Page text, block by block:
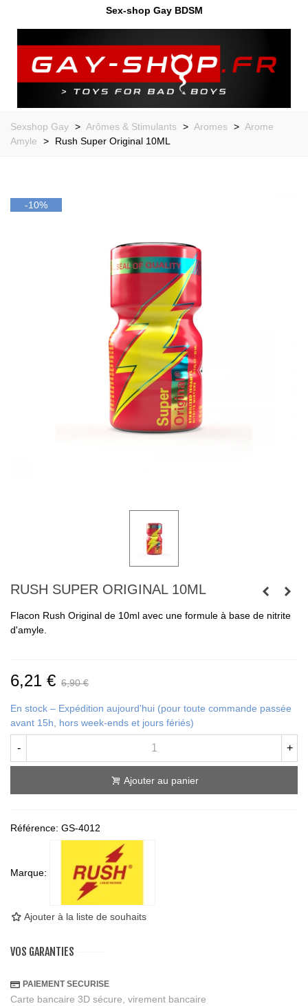
Sex-shop Gay BDSM
Sexshop Gay > Arômes & Stimulants > Aromes > Arome
Amyle
> Rush Super Original 10ML
-10%
RUSH SUPER ORIGINAL 10ML
Flacon Rush Original de 10ml avec une formule à base de nitrite
d'amyle.
6,21 € 6,90 €
En stock – Expédition aujourd'hui (pour toute commande passée
avant 15h, hors week-ends et jours fériés)
- +
Ajouter au panier
Référence: GS-4012
Marque:
Ajouter à la liste de souhaits
VOS GARANTIES
PAIEMENT SECURISE
Carte bancaire 3D sécure, virement bancaire